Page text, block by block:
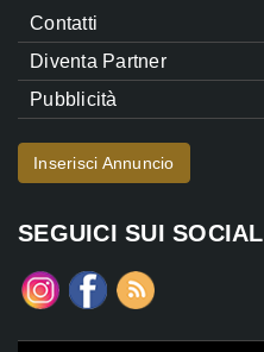
Contatti
Diventa Partner
Pubblicità
Inserisci Annuncio
SEGUICI SUI SOCIAL